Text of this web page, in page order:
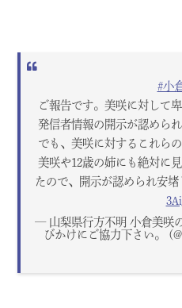
#小
ご報告です。美咲に対して
発信者情報の開示が認めら
でも、美咲に対するこれら
美咲や12歳の姉にも絶対に
たので、開示が認められ安堵
— 山梨県行方不明 小倉美咲
びかけにご協力下さい。